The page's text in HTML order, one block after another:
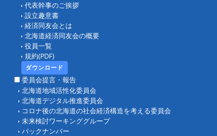
代表幹事のご挨拶
設立趣意書
経済同友会とは
北海道経済同友会の概要
役員一覧
規約(PDF)
ダウンロード
委員会提言・報告
北海道地域活性化委員会
北海道デジタル推進委員会
コロナ後の北海道の社会経済構造を考える委員会
未来検討ワーキンググループ
バックナンバー